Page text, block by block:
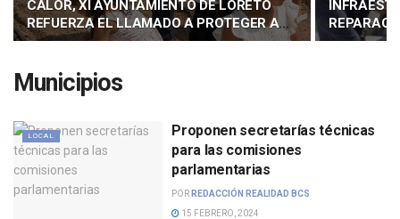
CALOR, XI AYUNTAMIENTO DE LORETO
REFUERZA EL LLAMADO A PROTEGER A
LAS FAMILIAS
COLONIA
Municipios
LOCAL
Proponen secretarías técnicas
para las comisiones
parlamentarias
POR REDACCIÓN REALIDAD BCS
15 FEBRERO, 2024